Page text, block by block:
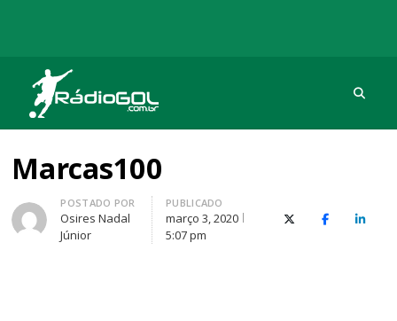
Rádio Gol
Há mais de 20 anos com as melhores coberturas
Marcas100
Autor
POSTADO POR
Osires Nadal
Júnior
PUBLICADO
março 3, 2020
5:07 pm
X (Twitter)Facebook
O